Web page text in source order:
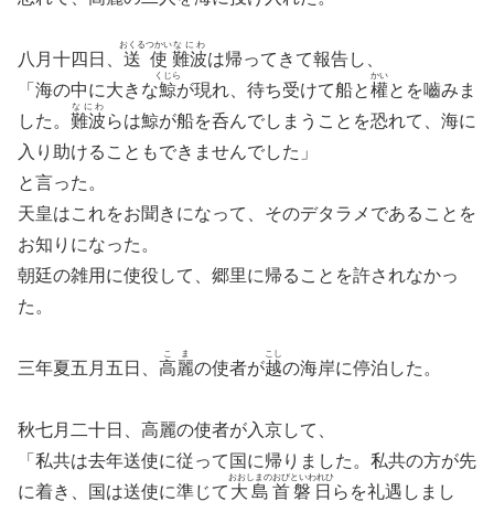
八月十四日、 送使
おくるつかい
難波
なにわ
は帰ってきて報告し、
「海の中に大きな鯨
くじら
が現れ、待ち受けて船と權
かい
とを嚙みま
した。 難波
なにわ
らは鯨が船を呑んでしまうことを恐れて、海に
入り助けることもできませんでした」
と言った。
天皇はこれをお聞きになって、そのデタラメであることを
お知りになった。
朝廷の雑用に使役して、郷里に帰ることを許されなかっ
た。
三年夏五月五日、 高麗
こま
の使者が越
こし
の海岸に停泊した。
秋七月二十日、高麗の使者が入京して、
「私共は去年送使に従って国に帰りました。私共の方が先
に着き、国は送使に準じて 大島首磐日
おおしまのおびといわれひ
らを礼遇しまし